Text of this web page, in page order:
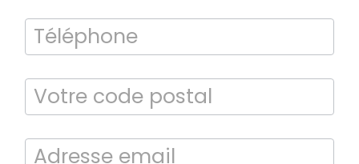
Bilan énergétique
DPE